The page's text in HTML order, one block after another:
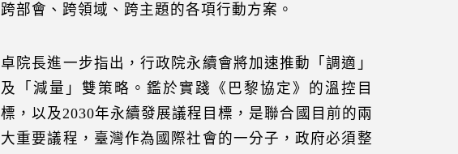
跨部會、跨領域、跨主題的各項行動方案。
卓院長進一步指出，行政院永續會將加速推動「調適」
及「減量」雙策略。鑑於實踐《巴黎協定》的溫控目
標，以及2030年永續發展議程目標，是聯合國目前的兩
大重要議程，臺灣作為國際社會的一分子，政府必須整